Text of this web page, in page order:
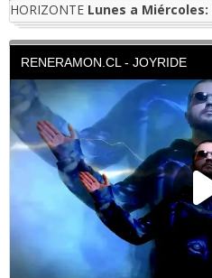
HORIZONTE Lunes a Miércoles: